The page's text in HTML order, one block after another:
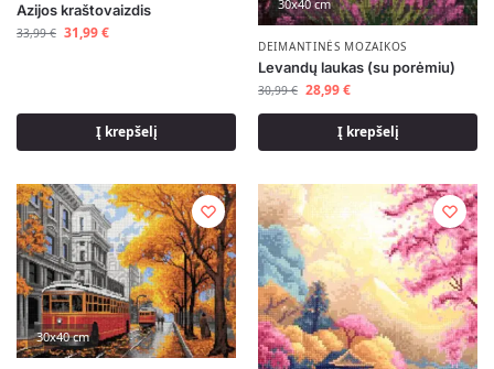
Azijos kraštovaizdis
33,99€ 31,99€
Į krepšelį
30x40 cm
DEIMANTINĖS MOZAIKOS
Levandų laukas (su porėmiu)
30,99€ 28,99€
Į krepšelį
30x40 cm